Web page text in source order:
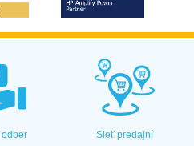
Sieť predajní